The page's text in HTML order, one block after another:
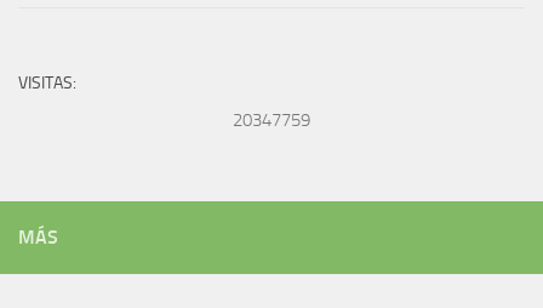
VISITAS:
20347759
MÁS